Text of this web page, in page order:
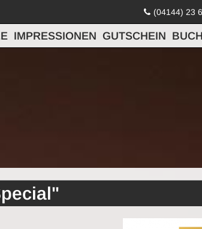
(04144) 23
IMPRESSIONEN GUTSCHEIN